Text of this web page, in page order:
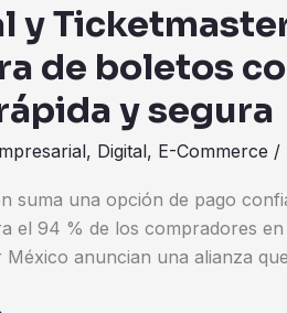
y
de boletos
y segura
, Digital, E-Commerce /
suma una opción de pago
el 94 % de los compradores
México anuncian una alianza que